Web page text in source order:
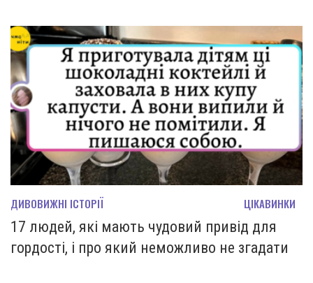
ДИВОВИЖНІ ІСТОРІЇ ЦІКАВИНКИ
17 людей, які мають чудовий привід для
гордості, і про який неможливо не згадати